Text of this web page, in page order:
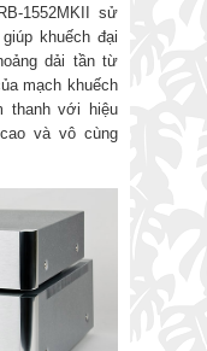
1552MKII sử
khuếch đại
dải tần từ
mạch khuếch
thanh với hiệu
và vô cùng